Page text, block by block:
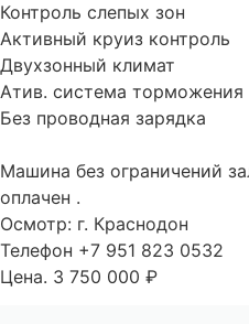
Контроль слепых зон
Активный круиз контроль
Двухзонный климат
Атив. система торможения
Без проводная зарядка
Машина без ограничений
оплачен .
Осмотр: г. Краснодон
Телефон +7 951 823 0532
Цена. 3 750 000 ₽